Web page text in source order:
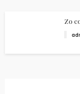
Zo